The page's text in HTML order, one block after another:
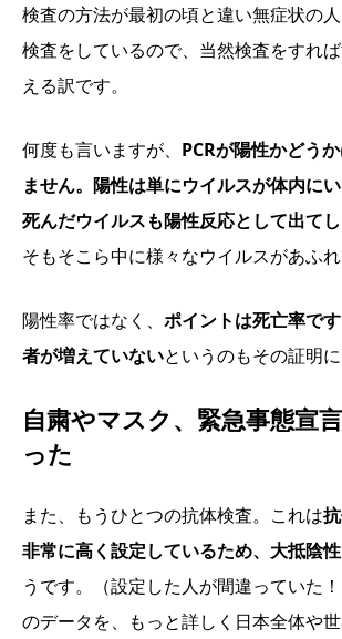
検査の方法が最初の頃と違い無症状の
検査をしているので、当然検査をすれ
える訳です。
何度も言いますが、 PCRが陽性かどう
ません。陽性は単にウイルスが体内に
死んだウイルスも陽性反応として出てし
そもそこら中に様々なウイルスがあふれ
陽性率ではなく、 ポイントは死亡率で
者が増えていないというのもその証明に
自粛やマスク、緊急事態宣
った
また、もうひとつの抗体検査。これは
非常に高く設定しているため、大抵陰
うです。（設定した人が間違っていた
のデータを、もっと詳しく日本全体や